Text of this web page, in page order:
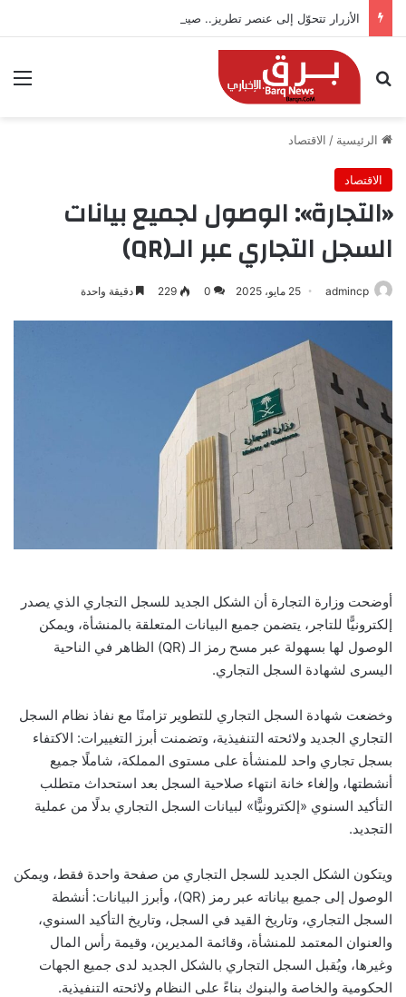
الأزرار تتحوّل إلى عنصر تطريز.. صيحة مبتكرة تزين أزياء 2026
بحث عن
الرئيسية / الاقتصاد
الاقتصاد
«التجارة»: الوصول لجميع بيانات
السجل التجاري عبر الـ(QR)
admincp 25 مايو، 2025 0
229 دقيقة واحدة
أوضحت وزارة التجارة أن الشكل الجديد للسجل التجاري الذي يصدر
إلكترونيًّا للتاجر، يتضمن جميع البيانات المتعلقة بالمنشأة، ويمكن
الوصول لها بسهولة عبر مسح رمز الـ (QR) الظاهر في الناحية
اليسرى لشهادة السجل التجاري.
وخضعت شهادة السجل التجاري للتطوير تزامنًا مع نفاذ نظام السجل
التجاري الجديد ولائحته التنفيذية، وتضمنت أبرز التغييرات: الاكتفاء
بسجل تجاري واحد للمنشأة على مستوى المملكة، شاملًا جميع
أنشطتها، وإلغاء خانة انتهاء صلاحية السجل بعد استحداث متطلب
التأكيد السنوي «إلكترونيًّا» لبيانات السجل التجاري بدلًا من عملية
التجديد.
ويتكون الشكل الجديد للسجل التجاري من صفحة واحدة فقط، ويمكن
الوصول إلى جميع بياناته عبر رمز (QR)، وأبرز البيانات: أنشطة
السجل التجاري، وتاريخ القيد في السجل، وتاريخ التأكيد السنوي،
والعنوان المعتمد للمنشأة، وقائمة المديرين، وقيمة رأس المال
وغيرها، ويُقبل السجل التجاري بالشكل الجديد لدى جميع الجهات
الحكومية والخاصة والبنوك بناءً على النظام ولائحته التنفيذية.